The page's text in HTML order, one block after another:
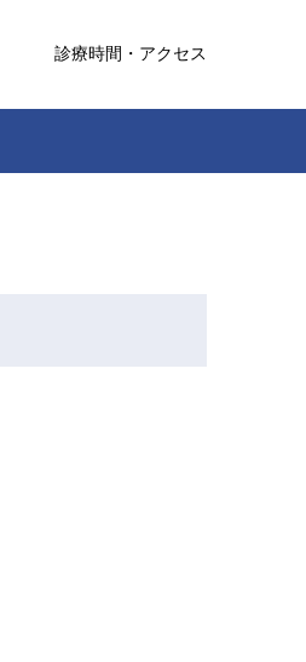
診療時間・アクセス